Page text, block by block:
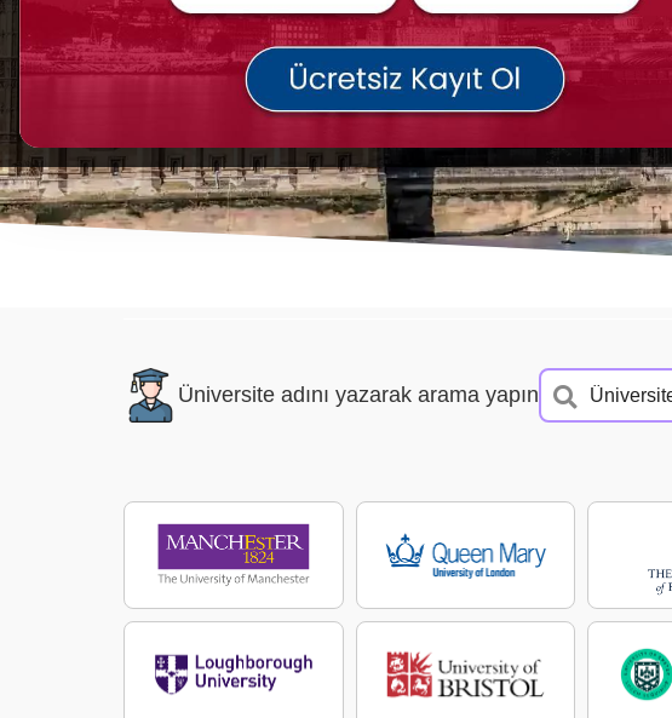
Üniversite adını yazarak arama yapın